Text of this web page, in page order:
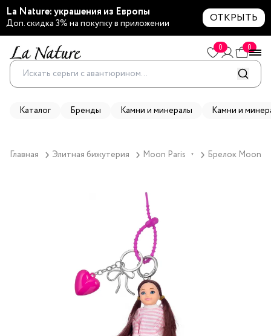
La Nature: украшения из Европы
Доп. скидка 3% на покупку в приложении ОТКРЫТЬ
0 0
Каталог Бренды Камни и минералы Камни и
Главная Элитная бижутерия Moon Paris ▼ Брелок Moon